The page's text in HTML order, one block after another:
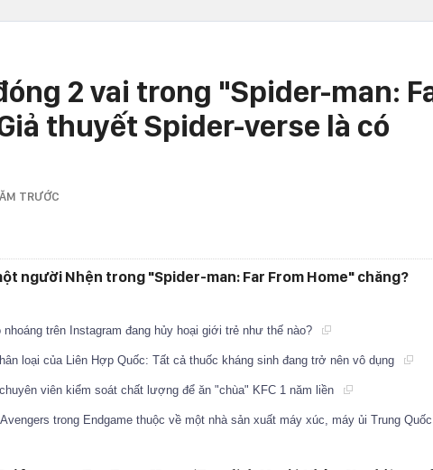
2 vai trong "Spider-man:
thuyết Spider-verse là có
TRƯỚC
người Nhện trong "Spider-man: Far From Home" chăng?
trên Instagram đang hủy hoại giới trẻ như thế nào?
loại của Liên Hợp Quốc: Tất cả thuốc kháng sinh đang trở nên vô dụng
viên kiểm soát chất lượng để ăn "chùa" KFC 1 năm liền
trong Endgame thuộc về một nhà sản xuất máy xúc, máy ủi Trung Quốc